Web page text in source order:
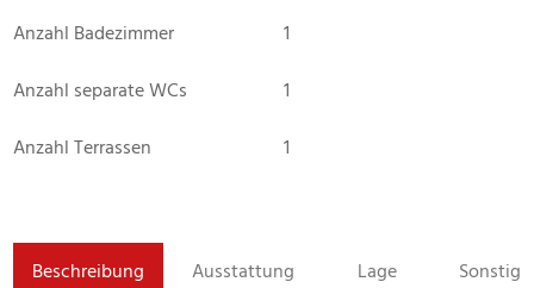
Anzahl Badezimmer
1
Anzahl separate WCs
1
Anzahl Terrassen
1
Beschreibung Ausstattung Lage